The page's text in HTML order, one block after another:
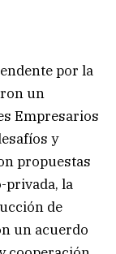
por la
un
Empresarios
y
propuestas
privada, la
de
un acuerdo